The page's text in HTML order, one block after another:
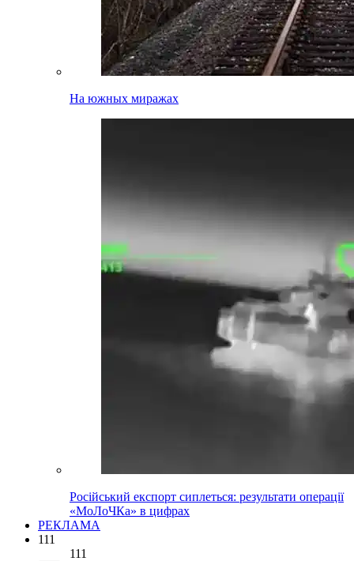
На южных миражах
Російський експорт сиплеться: результати операції
«МоЛоЧКа» в цифрах
РЕКЛАМА
111
111